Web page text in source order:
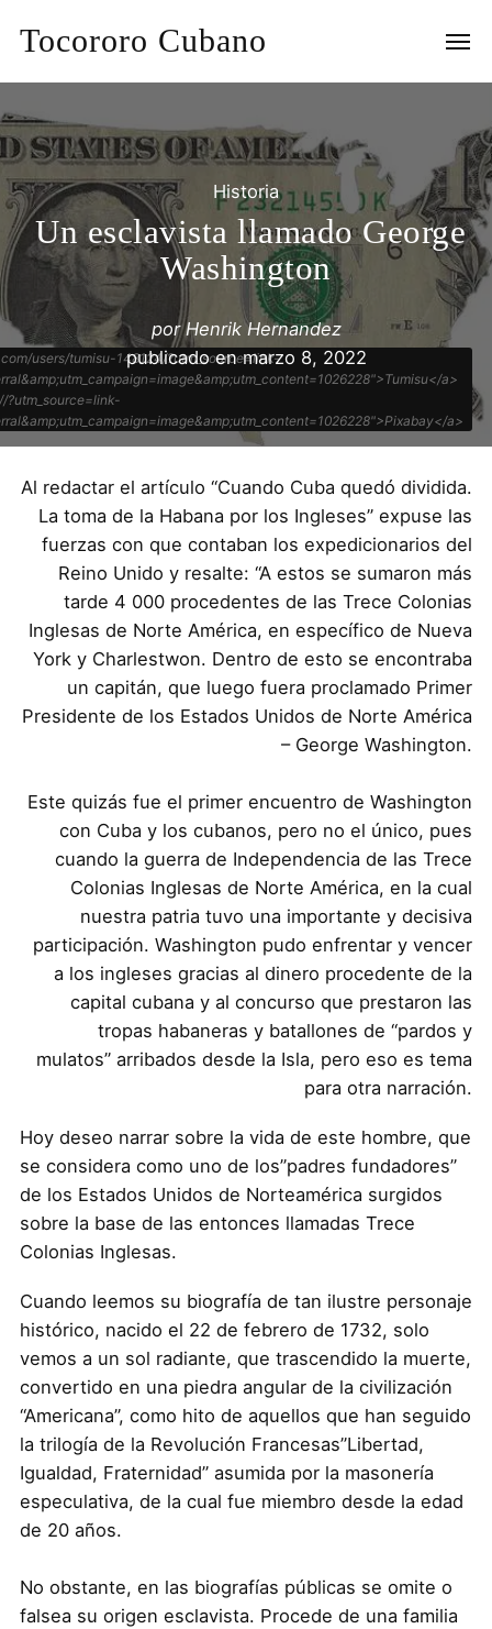
Tocororo Cubano
Historia
Un esclavista llamado George
Washington
porHenrik Hernandez
publicado enmarzo 8, 2022
users/tumisu-148124/?utm_source=link-
a>
?utm_source=link-
a>
Al redactar el artículo “Cuando Cuba quedó dividida.
La toma de la Habana por los Ingleses” expuse las
fuerzas con que contaban los expedicionarios del
Reino Unido y resalte: “A estos se sumaron más
tarde 4 000 procedentes de las Trece Colonias
Inglesas de Norte América, en específico de Nueva
York y Charlestwon. Dentro de esto se encontraba
un capitán, que luego fuera proclamado Primer
Presidente de los Estados Unidos de Norte América
– George Washington.
Este quizás fue el primer encuentro de Washington
con Cuba y los cubanos, pero no el único, pues
cuando la guerra de Independencia de las Trece
Colonias Inglesas de Norte América, en la cual
nuestra patria tuvo una importante y decisiva
participación. Washington pudo enfrentar y vencer
a los ingleses gracias al dinero procedente de la
capital cubana y al concurso que prestaron las
tropas habaneras y batallones de “pardos y
mulatos” arribados desde la Isla, pero eso es tema
para otra narración.
Hoy deseo narrar sobre la vida de este hombre, que
se considera como uno de los”padres fundadores”
de los Estados Unidos de Norteamérica surgidos
sobre la base de las entonces llamadas Trece
Colonias Inglesas.
Cuando leemos su biografía de tan ilustre personaje
histórico, nacido el 22 de febrero de 1732, solo
vemos a un sol radiante, que trascendido la muerte,
convertido en una piedra angular de la civilización
“Americana”, como hito de aquellos que han seguido
la trilogía de la Revolución Francesas”Libertad,
Igualdad, Fraternidad” asumida por la masonería
especulativa, de la cual fue miembro desde la edad
de 20 años.
No obstante, en las biografías públicas se omite o
falsea su origen esclavista. Procede de una familia